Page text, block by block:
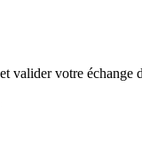
valider votre